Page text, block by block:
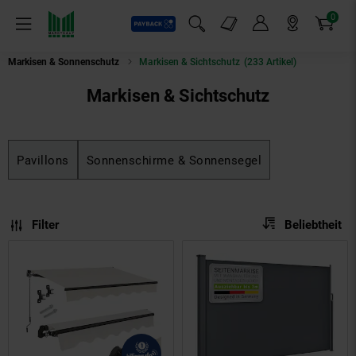
Menü
Payback
Suchfeld einblenden
Markt-Angebote 0
Artikel
Markisen & Sonnenschutz Markisen & Sichtschutz (233 Artikel)
Markisen & Sichtschutz
Pavillons Sonnenschirme & Sonnensegel
Filter Sortierung:
Beliebtheit